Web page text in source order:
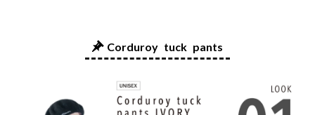
Corduroy tuck pants